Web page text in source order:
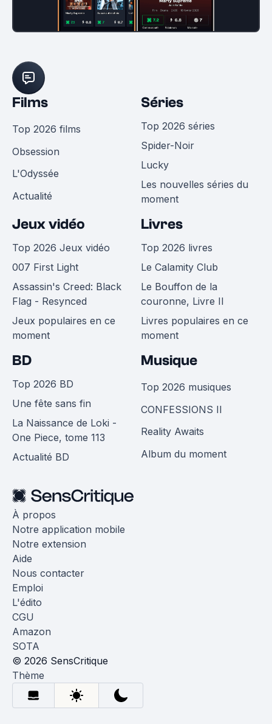
Films
Top 2026 films
Obsession
L'Odyssée
Actualité
Séries
Top 2026 séries
Spider-Noir
Lucky
Les nouvelles séries du
moment
Jeux vidéo
Top 2026 Jeux vidéo
007 First Light
Assassin's Creed: Black
Flag - Resynced
Jeux populaires en ce
moment
Livres
Top 2026 livres
Le Calamity Club
Le Bouffon de la
couronne, Livre II
Livres populaires en ce
moment
BD
Top 2026 BD
Une fête sans fin
La Naissance de Loki -
One Piece, tome 113
Actualité BD
Musique
Top 2026 musiques
CONFESSIONS II
Reality Awaits
Album du moment
À propos
Notre application mobile
Notre extension
Aide
Nous contacter
Emploi
L'édito
CGU
Amazon
SOTA
© 2026 SensCritique
Thème